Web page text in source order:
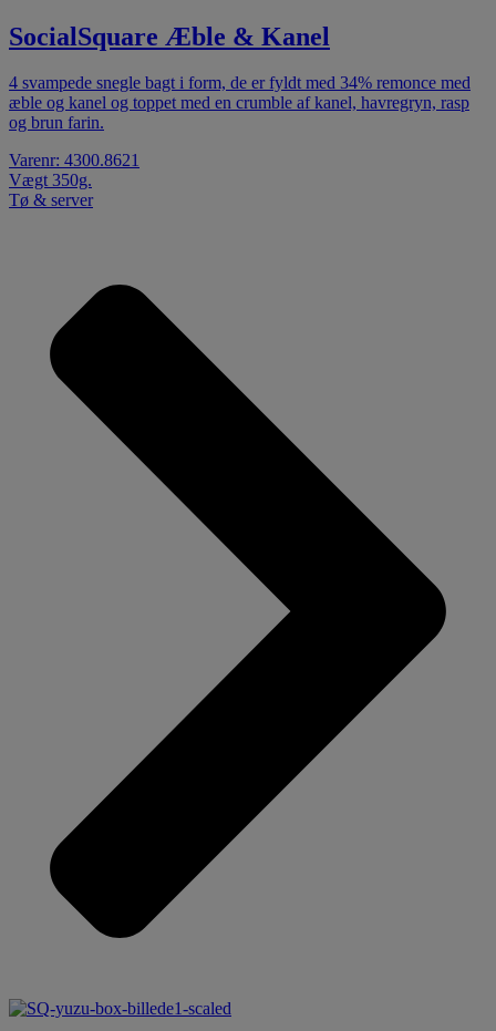
SocialSquare Æble & Kanel
4 svampede snegle bagt i form, de er fyldt med 34% remonce med
æble og kanel og toppet med en crumble af kanel, havregryn, rasp
og brun farin.
Varenr: 4300.8621
Vægt 350g.
Tø & server